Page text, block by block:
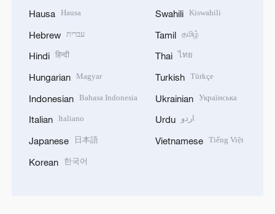
Hausa Hausa
Hebrew עברית
Hindi हिन्दी
Hungarian Magyar
Indonesian Bahasa Indonesia
Italian Italiano
Japanese 日本語
Korean 한국어
Swahili Kiswahili
Tamil தமிழ்
Thai ไทย
Turkish Türkçe
Ukrainian Українська
Urdu اردو
Vietnamese Tiếng Việt